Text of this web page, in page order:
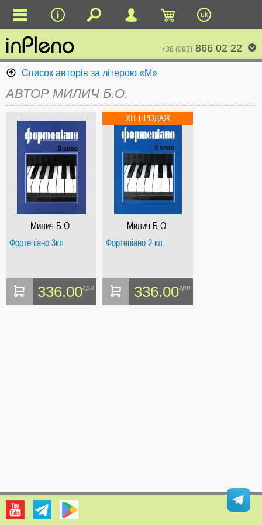
uk
+38 (093) 866 02 22
Список авторів за літерою «М»
АВТОР МИЛИЧ Б.О.
Милич Б.О.
Фортепіано 3кл.
336.00грн
Милич Б.О.
Фортепіано 2 кл.
336.00грн